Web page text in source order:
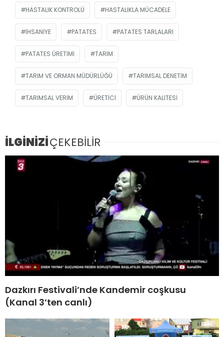
HASTALIK KONTROLÜ HASTALIKLA MÜCADELE
İHSANIYE PATATES PATATES TARLALARI
PATATES ÜRETIMI TARIM
TARIM VE ORMAN MÜDÜRLÜĞÜ TARIMSAL DENETIM
TARIMSAL VERIM ÜRETICI ÜRÜN KALITESI
İLGİNİZİÇEKEBİLİR
Dazkırı Festivali’nde Kandemir coşkusu
(Kanal 3’ten canlı)